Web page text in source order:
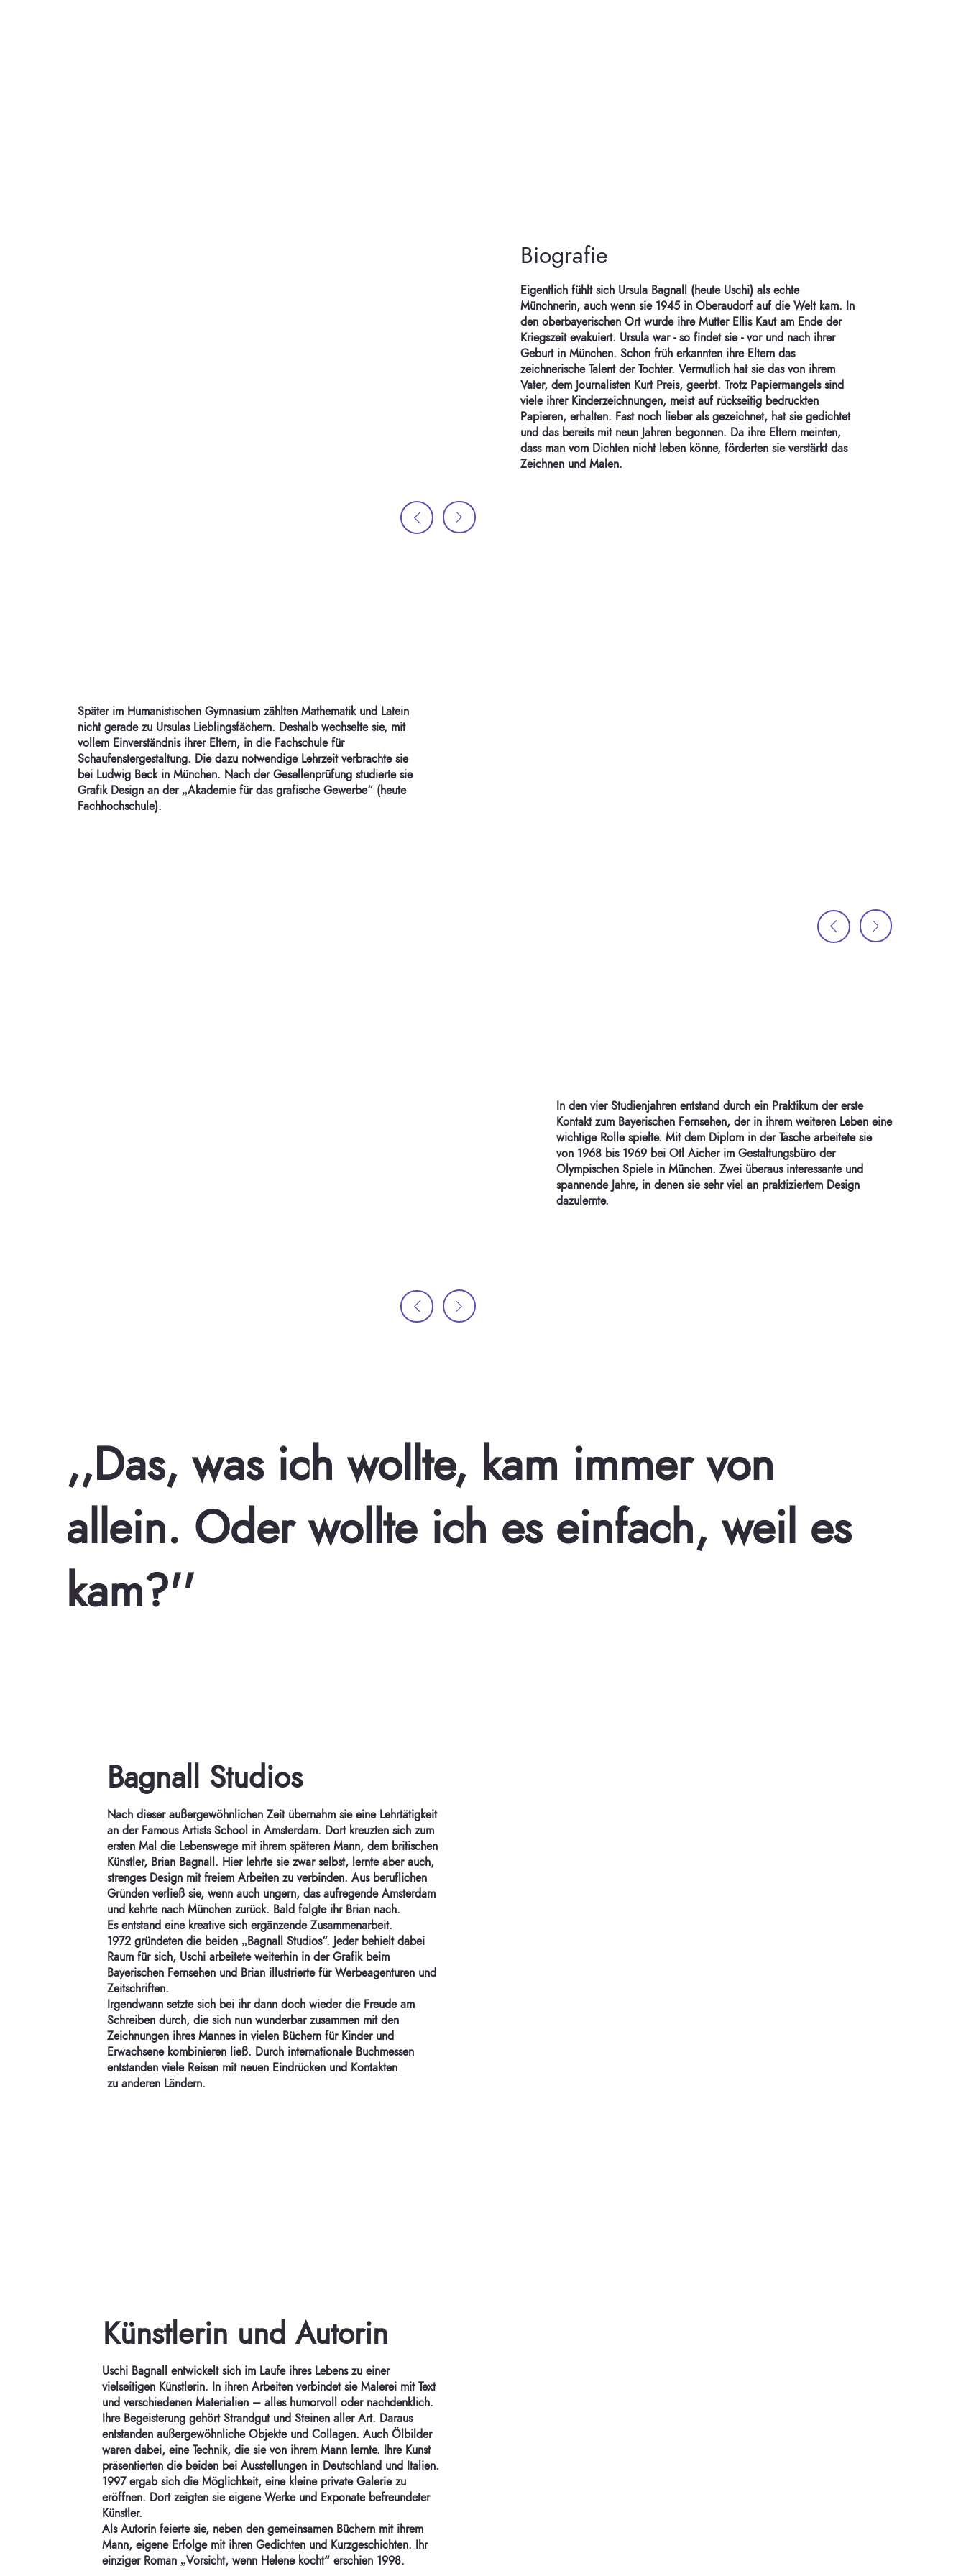
Biografie
Eigentlich fühlt sich Ursula Bagnall (heute Uschi) als echte
Münchnerin, auch wenn sie 1945 in Oberaudorf auf die Welt kam. In
den oberbayerischen Ort wurde ihre Mutter Ellis Kaut am Ende der
Kriegszeit evakuiert. Ursula war - so findet sie - vor und nach ihrer
Geburt in München. Schon früh erkannten ihre Eltern das
zeichnerische Talent der Tochter. Vermutlich hat sie das von ihrem
Vater, dem Journalisten Kurt Preis, geerbt. Trotz Papiermangels sind
viele ihrer Kinderzeichnungen, meist auf rückseitig bedruckten
Papieren, erhalten. Fast noch lieber als gezeichnet, hat sie gedichtet
und das bereits mit neun Jahren begonnen. Da ihre Eltern meinten,
dass man vom Dichten nicht leben könne, förderten sie verstärkt das
Zeichnen und Malen.
Später im Humanistischen Gymnasium zählten Mathematik und Latein
nicht gerade zu Ursulas Lieblingsfächern. Deshalb wechselte sie, mit
vollem Einverständnis ihrer Eltern, in die Fachschule für
Schaufenstergestaltung. Die dazu notwendige Lehrzeit verbrachte sie
bei Ludwig Beck in München. Nach der Gesellenprüfung studierte sie
Grafik Design an der „Akademie für das grafische Gewerbe“ (heute
Fachhochschule).
In den vier Studienjahren entstand durch ein Praktikum der erste
Kontakt zum Bayerischen Fernsehen, der in ihrem weiteren Leben eine
wichtige Rolle spielte. Mit dem Diplom in der Tasche arbeitete sie
von 1968 bis 1969 bei Otl Aicher im Gestaltungsbüro der
Olympischen Spiele in München. Zwei überaus interessante und
spannende Jahre, in denen sie sehr viel an praktiziertem Design
dazulernte.
,,Das, was ich wollte, kam immer von
allein. Oder wollte ich es einfach, weil es
kam?''
Bagnall Studios
Nach dieser außergewöhnlichen Zeit übernahm sie eine Lehrtätigkeit
an der Famous Artists School in Amsterdam. Dort kreuzten sich zum
ersten Mal die Lebenswege mit ihrem späteren Mann, dem britischen
Künstler, Brian Bagnall. Hier lehrte sie zwar selbst, lernte aber auch,
strenges Design mit freiem Arbeiten zu verbinden. Aus beruflichen
Gründen verließ sie, wenn auch ungern, das aufregende Amsterdam
und kehrte nach München zurück. Bald folgte ihr Brian nach.
Es entstand eine kreative sich ergänzende Zusammenarbeit.
1972 gründeten die beiden „Bagnall Studios“. Jeder behielt dabei
Raum für sich, Uschi arbeitete weiterhin in der Grafik beim
Bayerischen Fernsehen und Brian illustrierte für Werbeagenturen und
Zeitschriften.
Irgendwann setzte sich bei ihr dann doch wieder die Freude am
Schreiben durch, die sich nun wunderbar zusammen mit den
Zeichnungen ihres Mannes in vielen Büchern für Kinder und
Erwachsene kombinieren ließ. Durch internationale Buchmessen
entstanden viele Reisen mit neuen Eindrücken und Kontakten
zu anderen Ländern.
Künstlerin und Autorin
Uschi Bagnall entwickelt sich im Laufe ihres Lebens zu einer
vielseitigen Künstlerin. In ihren Arbeiten verbindet sie Malerei mit Text
und verschiedenen Materialien – alles humorvoll oder nachdenklich.
Ihre Begeisterung gehört Strandgut und Steinen aller Art. Daraus
entstanden außergewöhnliche Objekte und Collagen. Auch Ölbilder
waren dabei, eine Technik, die sie von ihrem Mann lernte. Ihre Kunst
präsentierten die beiden bei Ausstellungen in Deutschland und Italien.
1997 ergab sich die Möglichkeit, eine kleine private Galerie zu
eröffnen. Dort zeigten sie eigene Werke und Exponate befreundeter
Künstler.
Als Autorin feierte sie, neben den gemeinsamen Büchern mit ihrem
Mann, eigene Erfolge mit ihren Gedichten und Kurzgeschichten. Ihr
einziger Roman „Vorsicht, wenn Helene kocht“ erschien 1998.